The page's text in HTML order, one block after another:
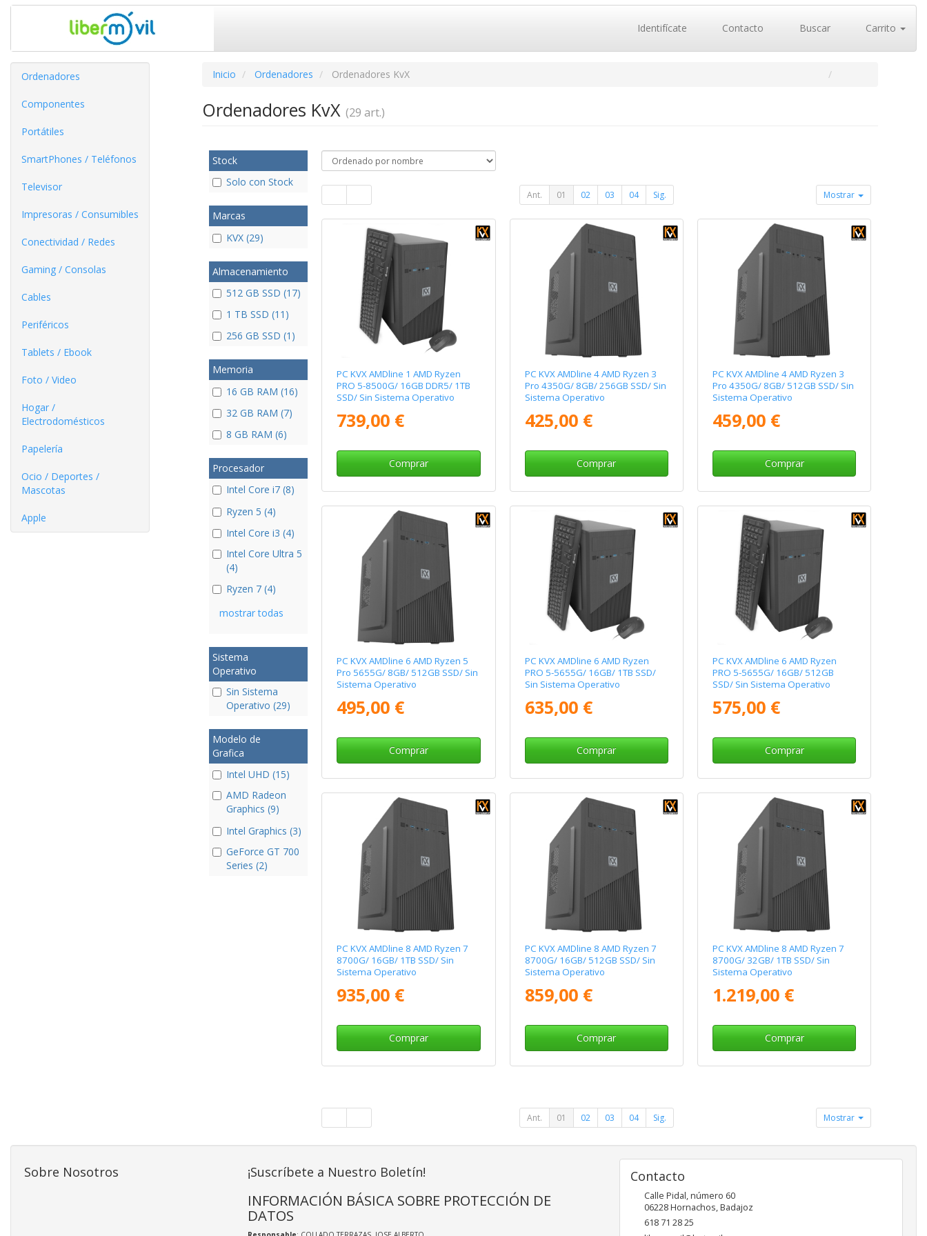
Identifícate Contacto Buscar Carrito
Ordenadores
Componentes
Portátiles
SmartPhones / Teléfonos
Televisor
Impresoras / Consumibles
Conectividad / Redes
Gaming / Consolas
Cables
Periféricos
Tablets / Ebook
Foto / Video
Hogar /
Electrodomésticos
Papelería
Ocio / Deportes /
Mascotas
Apple
Inicio Ordenadores Ordenadores KvX
Ordenadores KvX (29 art.)
Stock
Solo con Stock
Marcas
KVX (29)
Almacenamiento
512 GB SSD (17)
1 TB SSD (11)
256 GB SSD (1)
Memoria
16 GB RAM (16)
32 GB RAM (7)
8 GB RAM (6)
Procesador
Intel Core i7 (8)
Ryzen 5 (4)
Intel Core i3 (4)
Intel Core Ultra 5
(4)
Ryzen 7 (4)
mostrar todas
Sistema
Operativo
Sin Sistema
Operativo (29)
Modelo de
Grafica
Intel UHD (15)
AMD Radeon
Graphics (9)
Intel Graphics (3)
GeForce GT 700
Series (2)
Ant. 01 02 03 04 Sig. Mostrar
PC KVX AMDline 1 AMD Ryzen
PRO 5-8500G/ 16GB DDR5/ 1TB
SSD/ Sin Sistema Operativo
739,00 €
Comprar
PC KVX AMDline 4 AMD Ryzen 3
Pro 4350G/ 8GB/ 256GB SSD/ Sin
Sistema Operativo
425,00 €
Comprar
PC KVX AMDline 4 AMD Ryzen 3
Pro 4350G/ 8GB/ 512GB SSD/ Sin
Sistema Operativo
459,00 €
Comprar
PC KVX AMDline 6 AMD Ryzen 5
Pro 5655G/ 8GB/ 512GB SSD/ Sin
Sistema Operativo
495,00 €
Comprar
PC KVX AMDline 6 AMD Ryzen
PRO 5-5655G/ 16GB/ 1TB SSD/
Sin Sistema Operativo
635,00 €
Comprar
PC KVX AMDline 6 AMD Ryzen
PRO 5-5655G/ 16GB/ 512GB
SSD/ Sin Sistema Operativo
575,00 €
Comprar
PC KVX AMDline 8 AMD Ryzen 7
8700G/ 16GB/ 1TB SSD/ Sin
Sistema Operativo
935,00 €
Comprar
PC KVX AMDline 8 AMD Ryzen 7
8700G/ 16GB/ 512GB SSD/ Sin
Sistema Operativo
859,00 €
Comprar
PC KVX AMDline 8 AMD Ryzen 7
8700G/ 32GB/ 1TB SSD/ Sin
Sistema Operativo
1.219,00 €
Comprar
Ant. 01 02 03 04 Sig. Mostrar
Sobre Nosotros ¡Suscríbete a Nuestro Boletín!
INFORMACIÓN BÁSICA SOBRE PROTECCIÓN DE
DATOS
Contacto
Calle Pidal, número 60
06228Hornachos,Badajoz
618 71 28 25